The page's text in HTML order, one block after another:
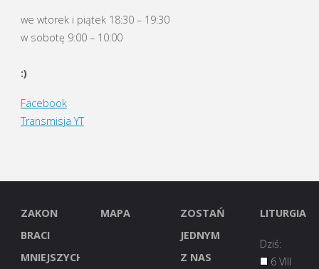
we wtorek i piątek 18:30 – 19:30
w sobotę 9:00 – 10:00
:)
Facebook
Transmisja YT
ZAKON
BRACI
MNIEJSZYCH
MAPA
ZOSTAŃ
JEDNYM
Z NAS
LITURGIA
Dziś:
6 VIII